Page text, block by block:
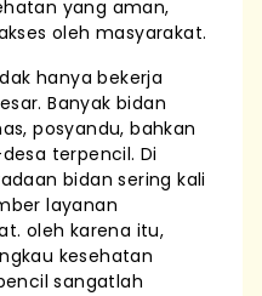
yang aman,
oleh masyarakat.
hanya bekerja
Banyak bidan
posyandu, bahkan
terpencil. Di
bidan sering kali
layanan
oleh karena itu,
kesehatan
sangatlah